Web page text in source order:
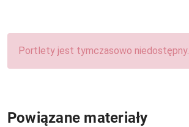
Portlety jest tymczasowo niedostępny.
Powiązane materiały